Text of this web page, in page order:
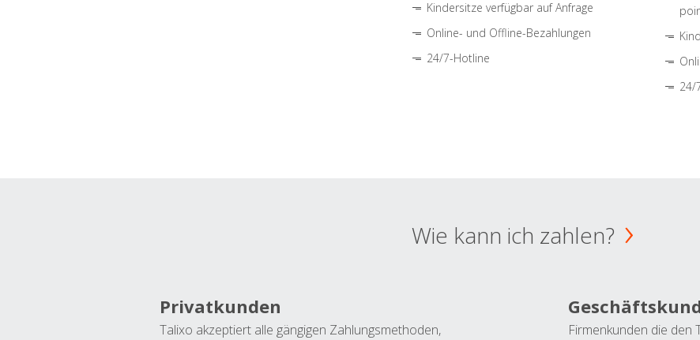
Kindersitze verfügbar auf Anfrage
Online- und Offline-Bezahlungen
24/7-Hotline
24/
Wie kann ich zahlen?
Privatkunden
Talixo akzeptiert alle gängigen Zahlungsmethoden,
Firmenkunden die den